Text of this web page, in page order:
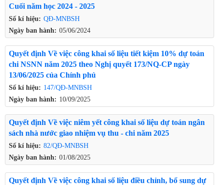
Số kí hiệu: QĐ-MNBSH
Ngày ban hành: 05/06/2024
Cuối năm học 2024 - 2025
Số kí hiệu: 147/QĐ-MNBSH
Ngày ban hành: 10/09/2025
Quyết định Về việc công khai số liệu tiết kiệm 10% dự toán
chi NSNN năm 2025 theo Nghị quyết 173/NQ-CP ngày
13/06/2025 của Chính phủ
Số kí hiệu: 82/QĐ-MNBSH
Ngày ban hành: 01/08/2025
Quyết định Về việc niêm yết công khai số liệu dự toán ngân
sách nhà nước giao nhiệm vụ thu - chi năm 2025
Quyết định Về việc công khai số liệu điều chỉnh, bổ sung dự